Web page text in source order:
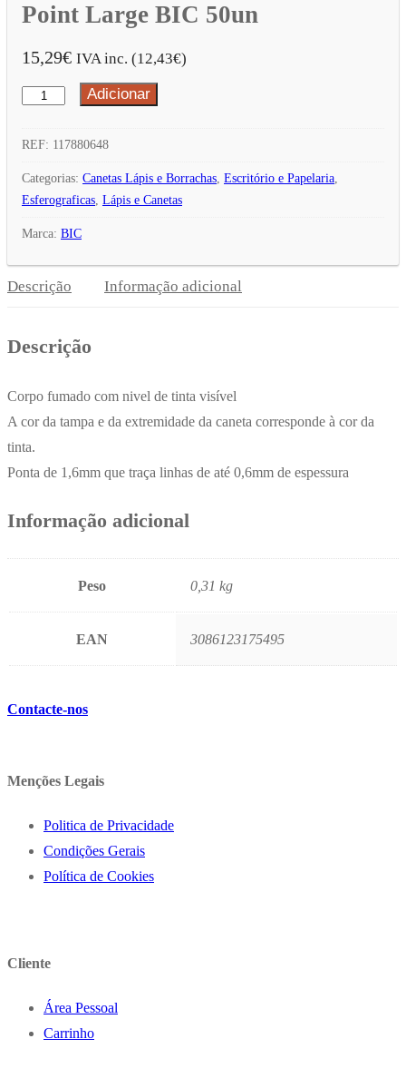
Point Large BIC 50un
15,29€ IVA inc. (12,43€)
Quantidade
Esferográfica
Preto
1,6mm
Large
BIC
Adicionar
REF: 117880648
Categorias: Canetas Lápis e Borrachas, Escritório e Papelaria,
Esferograficas, Lápis e Canetas
Marca: BIC
Descrição Informação adicional
Descrição
Corpo fumado com nivel de tinta visível
A cor da tampa e da extremidade da caneta corresponde à cor da
tinta.
Ponta de 1,6mm que traça linhas de até 0,6mm de espessura
Informação adicional
Peso 0,31 kg
EAN 3086123175495
Contacte-nos
Menções Legais
Politica de Privacidade
Condições Gerais
Política de Cookies
Cliente
Área Pessoal
Carrinho